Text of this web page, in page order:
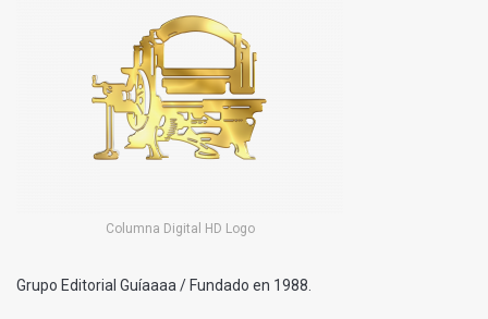
Columna Digital HD Logo
Grupo Editorial Guíaaaa / Fundado en 1988.